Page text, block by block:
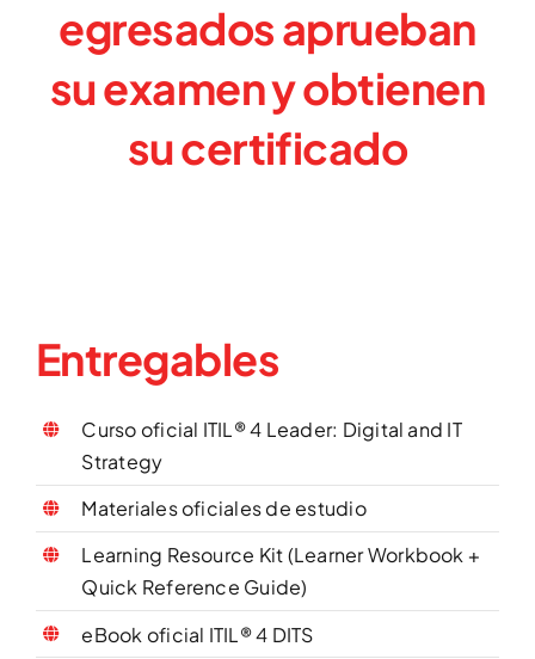
egresados aprueban
su examen yobtienen
su certificado
Entregables
Curso oficial ITIL® 4 Leader: Digital and IT
Strategy
Materiales oficiales de estudio
Learning Resource Kit (Learner Workbook +
Quick Reference Guide)
eBook oficial ITIL® 4 DITS